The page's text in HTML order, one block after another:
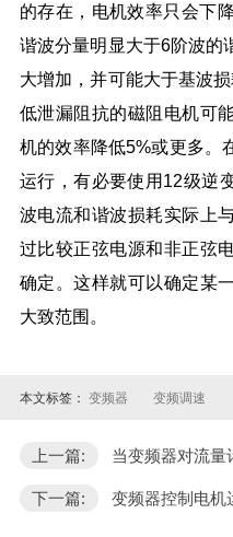
的存在，电机效率只会下
谐波分量明显大于6阶波的
大增加，并可能大于基波
低泄漏阻抗的磁阻电机可
机的效率降低5%或更多。
运行，有必要使用12级逆
波电流和谐波损耗实际上
过比较正弦电源和非正弦
确定。这样就可以确定某
大致范围。
本文标签： 变频器 变频调速
上一篇: 当变频器对流量
下一篇: 变频器控制电机